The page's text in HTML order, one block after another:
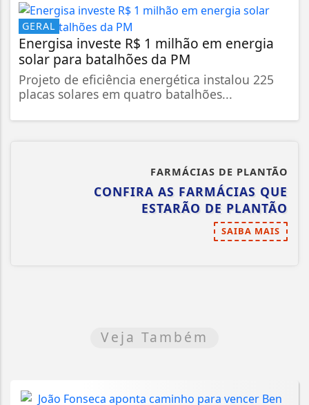
GERAL
Energisa investe R$ 1 milhão em energia
solar para batalhões da PM
Projeto de eficiência energética instalou 225
placas solares em quatro batalhões...
FARMÁCIAS DE PLANTÃO
CONFIRA AS FARMÁCIAS QUE
ESTARÃO DE PLANTÃO
SAIBA MAIS
Veja Também